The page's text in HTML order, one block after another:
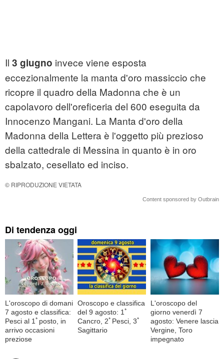
Il 3 giugno invece viene esposta
eccezionalmente la manta d'oro massiccio che
ricopre il quadro della Madonna che è un
capolavoro dell'oreficeria del 600 eseguita da
Innocenzo Mangani. La Manta d'oro della
Madonna della Lettera è l'oggetto più prezioso
della cattedrale di Messina in quanto è in oro
sbalzato, cesellato ed inciso.
© RIPRODUZIONE VIETATA
Content sponsored by Outbrain
Di tendenza oggi
L'oroscopo di domani
7 agosto e classifica:
Pesci al 1ﾟposto, in
arrivo occasioni
preziose
Oroscopo e classifica
del 9 agosto: 1ﾟ
Cancro, 2ﾟPesci, 3ﾟ
Sagittario
L'oroscopo del
giorno venerdì 7
agosto: Venere lascia
Vergine, Toro
impegnato